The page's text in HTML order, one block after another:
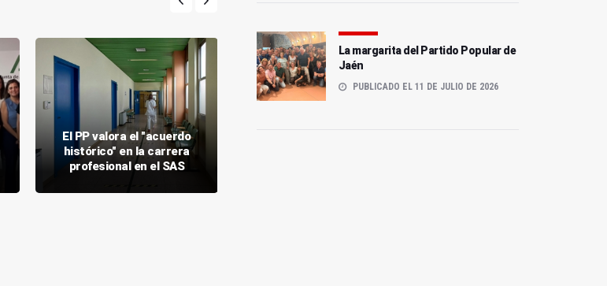
El PP valora el "acuerdo
histórico" en la carrera
profesional en el SAS
La margarita del Partido Popular de
Jaén
PUBLICADO EL 11 DE JULIO DE 2026